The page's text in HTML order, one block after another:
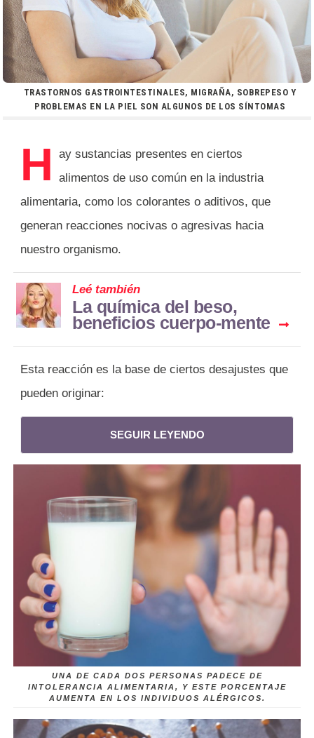
TRASTORNOS GASTROINTESTINALES, MIGRAÑA, SOBREPESO Y
PROBLEMAS EN LA PIEL SON ALGUNOS DE LOS SÍNTOMAS
H
ay sustancias presentes en ciertos
alimentos de uso común en la industria
alimentaria, como los colorantes o aditivos, que
generan reacciones nocivas o agresivas hacia
nuestro organismo.
Leé también
La química del beso,
beneficios cuerpo-mente
Esta reacción es la base de ciertos desajustes que
pueden originar:
SEGUIR LEYENDO
UNA DE CADA DOS PERSONAS PADECE DE
INTOLERANCIA ALIMENTARIA, Y ESTE PORCENTAJE
AUMENTA EN LOS INDIVIDUOS ALÉRGICOS.